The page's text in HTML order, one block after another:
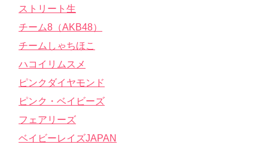
ストリート生
チーム8（AKB48）
チームしゃちほこ
ハコイリムスメ
ピンクダイヤモンド
ピンク・ベイビーズ
フェアリーズ
ベイビーレイズJAPAN